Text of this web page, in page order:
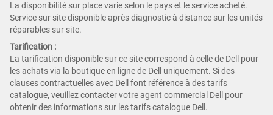
La disponibilité sur place varie selon le pays et le service acheté.
Service sur site disponible après diagnostic à distance sur les unités
réparables sur site.
Tarification :
La tarification disponible sur ce site correspond à celle de Dell pour
les achats via la boutique en ligne de Dell uniquement. Si des
clauses contractuelles avec Dell font référence à des tarifs
catalogue, veuillez contacter votre agent commercial Dell pour
obtenir des informations sur les tarifs catalogue Dell.